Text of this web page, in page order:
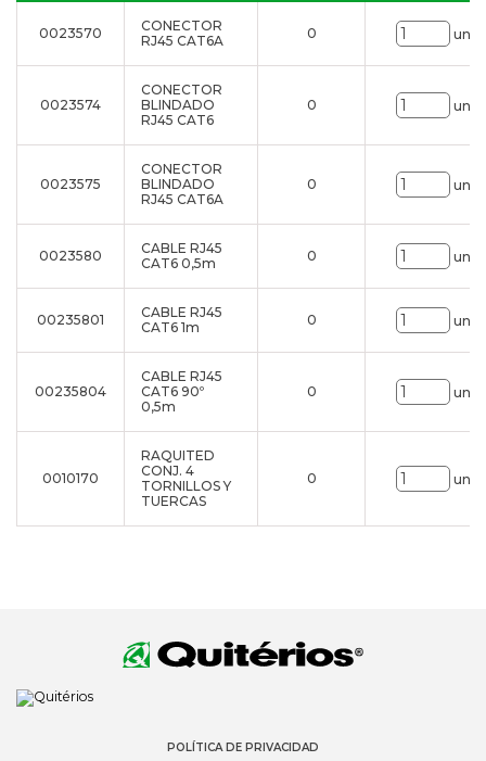
0023570
CONECTOR
RJ45 CAT6A
0 uni.
0023574
CONECTOR
BLINDADO
RJ45 CAT6
0 uni.
0023575
CONECTOR
BLINDADO
RJ45 CAT6A
0 uni.
0023580
CABLE RJ45
CAT6 0,5m
0 uni.
00235801
CABLE RJ45
CAT6 1m
0 uni.
00235804
CABLE RJ45
CAT6 90º
0,5m
0 uni.
0010170
RAQUITED
CONJ. 4
TORNILLOS Y
TUERCAS
0 uni.
POLÍTICA DE PRIVACIDAD